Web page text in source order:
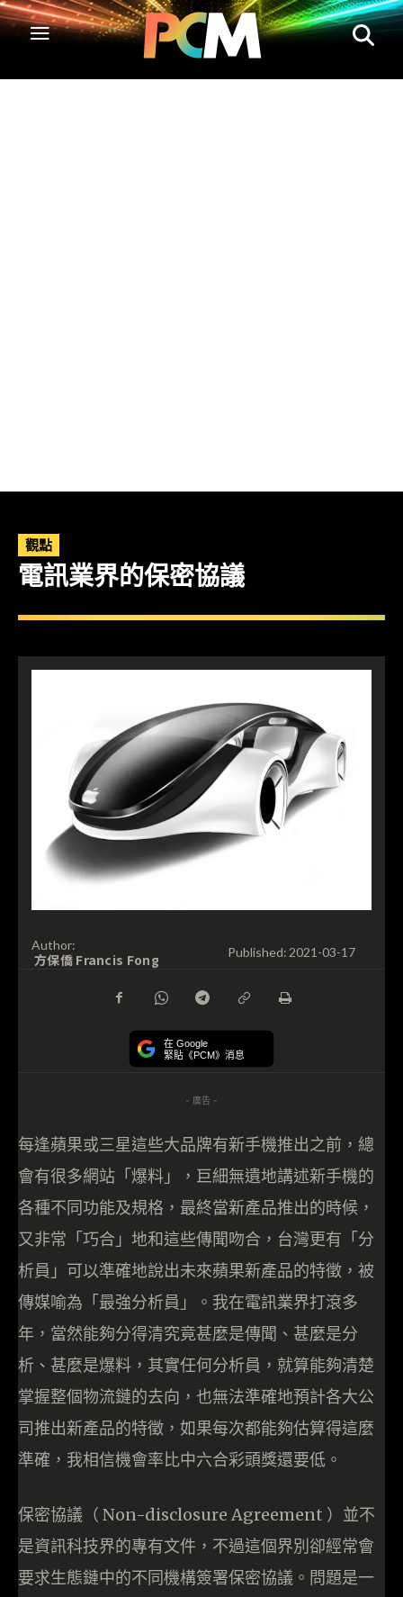
觀點
電訊業界的保密協議
Author:
方保僑 Francis Fong Published:2021-03-17
在 Google
緊貼《PCM》消息
- 廣告 -
每逢蘋果或三星這些大品牌有新手機推出之前，總
會有很多網站「爆料」，巨細無遺地講述新手機的
各種不同功能及規格，最終當新產品推出的時候，
又非常「巧合」地和這些傳聞吻合，台灣更有「分
析員」可以準確地說出未來蘋果新產品的特徵，被
傳媒喻為「最強分析員」。我在電訊業界打滾多
年，當然能夠分得清究竟甚麼是傳聞、甚麼是分
析、甚麼是爆料，其實任何分析員，就算能夠清楚
掌握整個物流鏈的去向，也無法準確地預計各大公
司推出新產品的特徵，如果每次都能夠估算得這麼
準確，我相信機會率比中六合彩頭獎還要低。
保密協議（ Non-disclosure Agreement ）並不
是資訊科技界的專有文件，不過這個界別卻經常會
要求生態鏈中的不同機構簽署保密協議。問題是一